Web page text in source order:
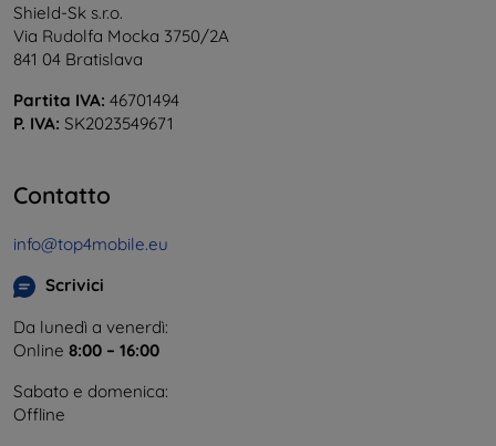
Shield-Sk s.r.o.
Via Rudolfa Mocka 3750/2A
841 04 Bratislava
Partita IVA: 46701494
P. IVA: SK2023549671
Contatto
info@top4mobile.eu
Scrivici
Da lunedì a venerdì:
Online 8:00 – 16:00
Sabato e domenica:
Offline